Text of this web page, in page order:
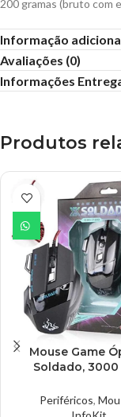
200 gramas (bruto com
Informação
Avaliações (0)
Informações
Produtos
Mouse Game
Soldado, 3000
Periféricos,